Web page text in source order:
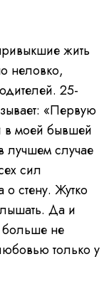
жить
неловко,
25-
«Первую
в моей бывшей
лучшем случае
сил
о стену. Жутко
Да и
не
только у